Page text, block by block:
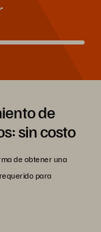
de
sin costo
de obtener una
para